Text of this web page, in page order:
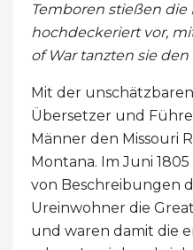
Temboren stießen die
hochdeckeriert vor,
of War tanzten sie den
Mit der
Übersetzer und
Männer den Missouri
Montana. Im Juni
von Beschreibungen
Ureinwohner die
und waren damit die